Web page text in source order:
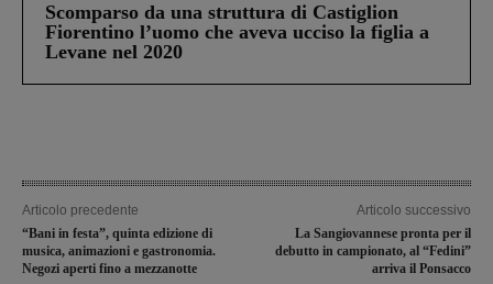
Scomparso da una struttura di Castiglion
Fiorentino l’uomo che aveva ucciso la figlia a
Levane nel 2020
Articolo precedente
“Bani in festa”, quinta edizione di
musica, animazioni e gastronomia.
Negozi aperti fino a mezzanotte
Articolo successivo
La Sangiovannese pronta per il
debutto in campionato, al “Fedini”
arriva il Ponsacco